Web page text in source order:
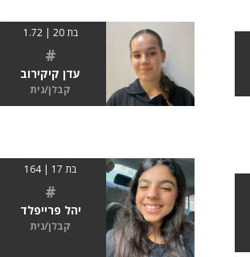
בת 20 | 1.72
#
עדן קיקירוב
קבלן/נית
בת 17 | 164
#
יהל פרייפלד
קבלן/נית